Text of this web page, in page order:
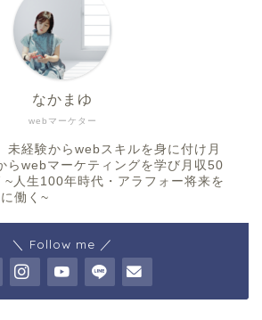
webマーケター
なかまゆ
経験からwebスキルを身に付け月
らwebマーケティングを学び月収50
~人生100年時代・アラフォー将来を
働く~
＼ Follow me ／